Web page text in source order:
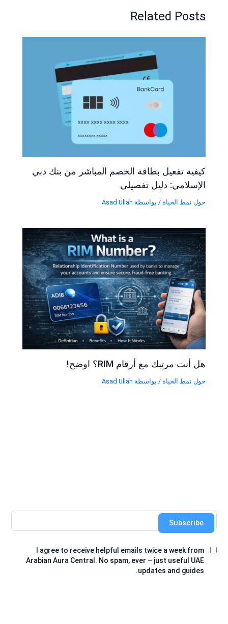
Related Posts
كيفية تفعيل بطاقة الخصم المباشر من بنك دبي
الإسلامي: دليل تفصيلي
حول نمط الحياة / بواسطة Asad Ullah
هل أنت مرتبك مع أرقام RIM؟ اوضح!
حول نمط الحياة / بواسطة Asad Ullah
I agree to receive helpful emails twice a week from
Arabian Aura Central. No spam, ever – just useful UAE
updates and guides.
Subscribe